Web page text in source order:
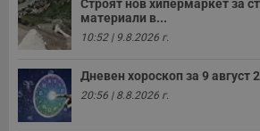
Строят нов хипермаркет за
материали в...
10:52 | 9.8.2026 г.
Дневен хороскоп за 9 август
20:56 | 8.8.2026 г.